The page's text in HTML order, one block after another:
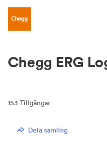
Chegg ERG
153 Tillgångar
Dela samling